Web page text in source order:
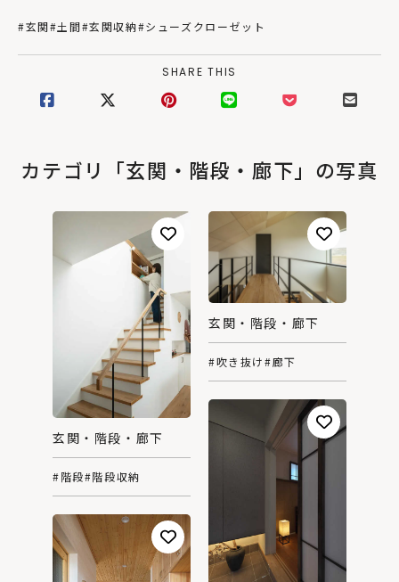
#玄関#土間#玄関収納#シューズクローゼット
SHARE THIS
カテゴリ「玄関・階段・廊下」の写真
玄関・階段・廊下
#階段#階段収納
玄関・階段・廊下
#吹き抜け#廊下